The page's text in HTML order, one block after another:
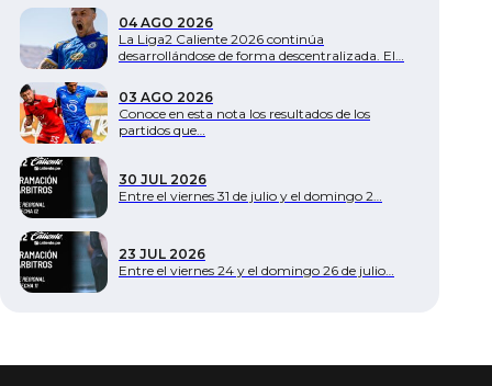
Clubes
Noticias
Documentos
04 AGO 2026
La Liga2 Caliente 2026 continúa
desarrollándose de forma descentralizada. El…
03 AGO 2026
Conoce en esta nota los resultados de los
partidos que…
30 JUL 2026
Entre el viernes 31 de julio y el domingo 2…
23 JUL 2026
Entre el viernes 24 y el domingo 26 de julio…